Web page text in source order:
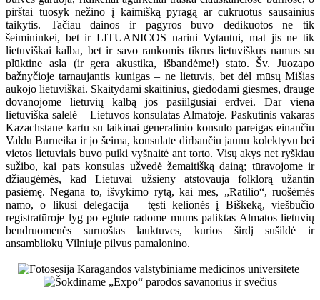
pirštai tuosyk nežino į kaimišką pyragą ar cukruotus sausainius
taikytis. Tačiau dainos ir pagyros buvo dedikuotos ne tik
šeimininkei, bet ir LITUANICOS nariui Vytautui, mat jis ne tik
lietuviškai kalba, bet ir savo rankomis tikrus lietuviškus namus su
plūktine asla (ir gera akustika, išbandėme!) stato. Šv. Juozapo
bažnyčioje tarnaujantis kunigas – ne lietuvis, bet dėl mūsų Mišias
aukojo lietuviškai. Skaitydami skaitinius, giedodami giesmes, drauge
dovanojome lietuvių kalbą jos pasiilgusiai erdvei. Dar viena
lietuviška salelė – Lietuvos konsulatas Almatoje. Paskutinis vakaras
Kazachstane kartu su laikinai generalinio konsulo pareigas einančiu
Valdu Burneika ir jo šeima, konsulate dirbančiu jaunu kolektyvu bei
vietos lietuviais buvo puiki vyšnaitė ant torto. Visų akys net ryškiau
sužibo, kai pats konsulas užvedė žemaitišką dainą; tūravojome ir
džiaugėmės, kad Lietuvai užsieny atstovauja folklorą užantin
pasiėmę. Negana to, išvykimo rytą, kai mes, „Ratilio“, ruošėmės
namo, o likusi delegacija – tęsti kelionės į Biškeką, viešbučio
registratūroje lyg po eglute radome mums paliktas Almatos lietuvių
bendruomenės suruoštas lauktuves, kurios širdį sušildė ir
ansambliokų Vilniuje pilvus pamalonino.